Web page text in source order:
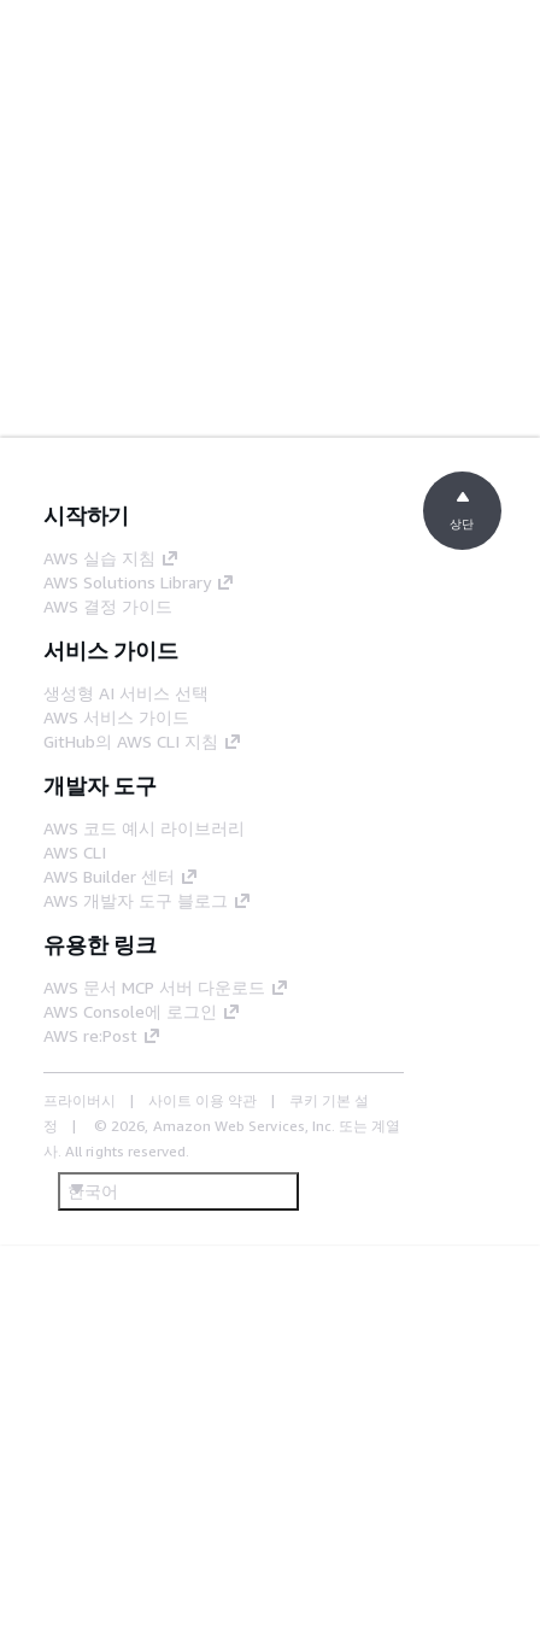
시작하기
AWS 실습 지침
AWS Solutions Library
AWS 결정 가이드
서비스 가이드
생성형 AI 서비스 선택
AWS 서비스 가이드
GitHub의 AWS CLI 지침
개발자 도구
AWS 코드 예시 라이브러리
AWS CLI
AWS Builder 센터
AWS 개발자 도구 블로그
유용한 링크
AWS 문서 MCP 서버 다운로드
AWS Console에 로그인
AWS re:Post
프라이버시 사이트 이용 약관
쿠키 기본 설
정
© 2026, Amazon Web Services, Inc. 또는 계열
사. All rights reserved.
한국어
상단